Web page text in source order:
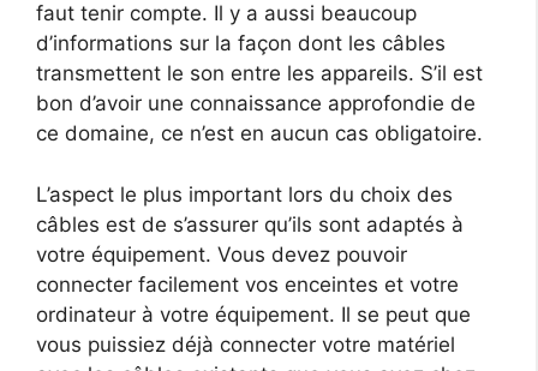
faut tenir compte. Il y a aussi beaucoup
d’informations sur la façon dont les câbles
transmettent le son entre les appareils. S’il est
bon d’avoir une connaissance approfondie de
ce domaine, ce n’est en aucun cas obligatoire.
L’aspect le plus important lors du choix des
câbles est de s’assurer qu’ils sont adaptés à
votre équipement. Vous devez pouvoir
connecter facilement vos enceintes et votre
ordinateur à votre équipement. Il se peut que
vous puissiez déjà connecter votre matériel